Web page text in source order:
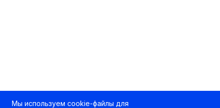
Мы используем cookie-файлы для